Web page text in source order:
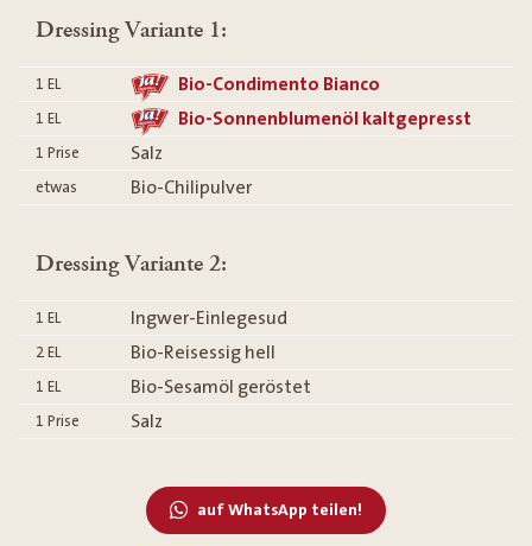
Dressing Variante 1:
1 EL Bio-Condimento Bianco
1 EL Bio-Sonnenblumenöl kaltgepresst
1 Prise Salz
etwas Bio-Chilipulver
Dressing Variante 2:
1 EL Ingwer-Einlegesud
2 EL Bio-Reisessig hell
1 EL Bio-Sesamöl geröstet
1 Prise Salz
auf WhatsApp teilen!